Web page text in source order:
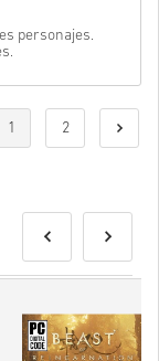
personajes.
1 2